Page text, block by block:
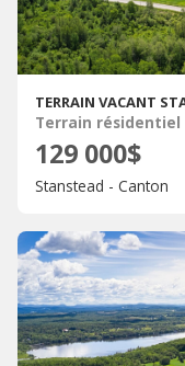
TERRAIN VACANT
Terrain résidentiel
129 000$
Stanstead - Canton